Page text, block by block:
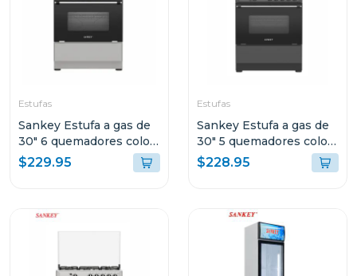
Estufas
Sankey Estufa a gas de
30" 6 quemadores color
gris berta
$229.95
Estufas
Sankey Estufa a gas de
30" 5 quemadores color
negro berta
$228.95